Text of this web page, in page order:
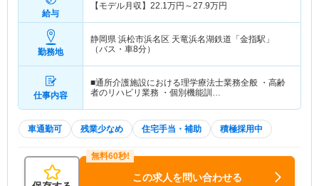
給与
【モデル月収】 22.1万円～27.9万円
勤務地
静岡県 浜松市浜名区 天竜浜名湖鉄道「金指駅」
（バス・車8分）
仕事内容
■通所介護施設における理学療法士業務全般 ・高齢
者のリハビリ業務 ・個別機能訓…
車通勤可 残業少なめ 住宅手当・補助 積極採用中
この求人を問い合わせる